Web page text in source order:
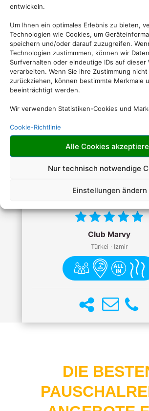
entwickeln.
Um Ihnen ein optimales Erlebnis zu bieten,
Technologien wie Cookies, um
speichern und/oder darauf zuzugreifen.
Technologien zustimmmen, können wir
Surfverhalten oder eindeutige IDs auf dieser
verarbeiten. Wenn Sie ihre Zustimmung
zurückziehen, können bestimmte Merkmale
beeinträchtigt werden.
Wir verwenden Statistiken-Cookies und
Cookie-Richtlinie
Alle Cookies
Nur technisch notwendige
Einstellungen ändern
ab 581,- € (p.P.)
Angela Beach Hotel
ab 1166,- € (p.P.)
Club Marvy
Türkei · Izmir
DIE